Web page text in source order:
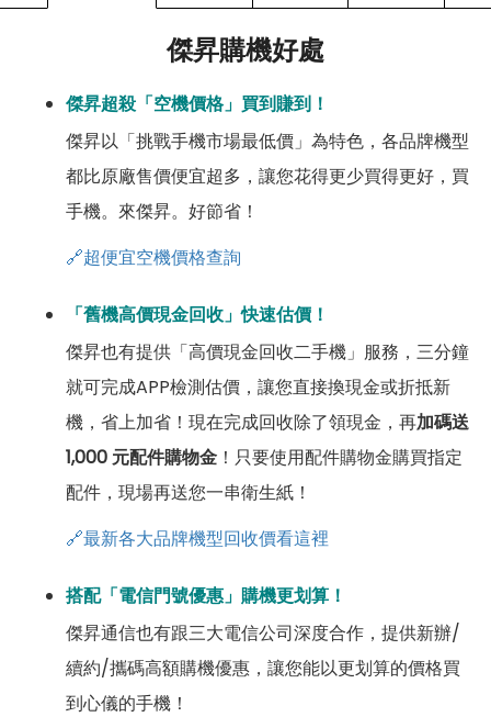
傑昇購機好處
傑昇超殺「空機價格」買到賺到！
傑昇以「挑戰手機市場最低價」為特色，各品牌機型
都比原廠售價便宜超多，讓您花得更少買得更好，買
手機。來傑昇。好節省！
🔗超便宜空機價格查詢
「舊機高價現金回收」快速估價！
傑昇也有提供「高價現金回收二手機」服務，三分鐘
就可完成APP檢測估價，讓您直接換現金或折抵新
機，省上加省！現在完成回收除了領現金，再加碼送
1,000 元配件購物金 ！只要使用配件購物金購買指定
配件，現場再送您一串衛生紙！
🔗最新各大品牌機型回收價看這裡
搭配「電信門號優惠」購機更划算！
傑昇通信也有跟三大電信公司深度合作，提供新辦/
續約/攜碼高額購機優惠，讓您能以更划算的價格買
到心儀的手機！